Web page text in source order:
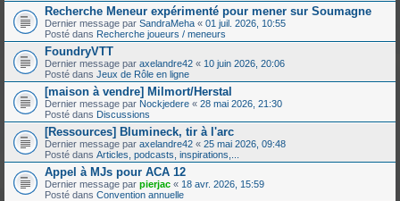
Recherche Meneur expérimenté pour mener sur Soumagne
Dernier message par SandraMeha « 01 juil. 2026, 10:55
Posté dans Recherche joueurs / meneurs
FoundryVTT
Dernier message par axelandre42 « 10 juin 2026, 20:06
Posté dans Jeux de Rôle en ligne
[maison à vendre] Milmort/Herstal
Dernier message par Nockjedere « 28 mai 2026, 21:30
Posté dans Discussions
[Ressources] Blumineck, tir à l'arc
Dernier message par axelandre42 « 25 mai 2026, 09:48
Posté dans Articles, podcasts, inspirations,...
Appel à MJs pour ACA 12
Dernier message par pierjac « 18 avr. 2026, 15:59
Posté dans Convention annuelle